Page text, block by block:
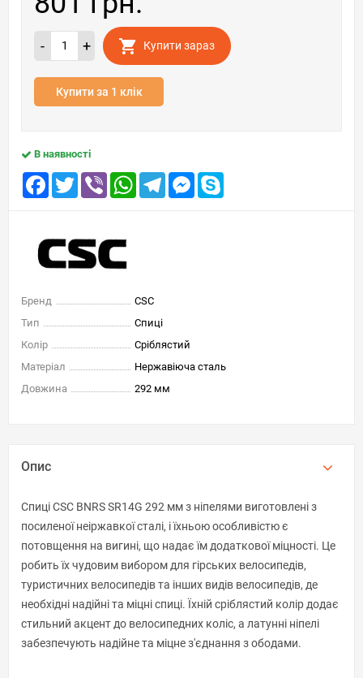
- + Купити зараз
Купити за 1 клік
В наявності
Facebook
TwitterViber WhatsAppTelegramMessenger
Бренд
CSC
Тип
Спиці
Колір
Сріблястий
Матеріал
Нержавіюча сталь
Довжина
292 мм
Опис
Спиці CSC BNRS SR14G 292 мм з ніпелями виготовлені з
посиленої неіржавкої сталі, і їхньою особливістю є
потовщення на вигині, що надає їм додаткової міцності. Це
робить їх чудовим вибором для гірських велосипедів,
туристичних велосипедів та інших видів велосипедів, де
необхідні надійні та міцні спиці. Їхній сріблястий колір додає
стильний акцент до велосипедних коліс, а латунні ніпелі
забезпечують надійне та міцне з'єднання з ободами.